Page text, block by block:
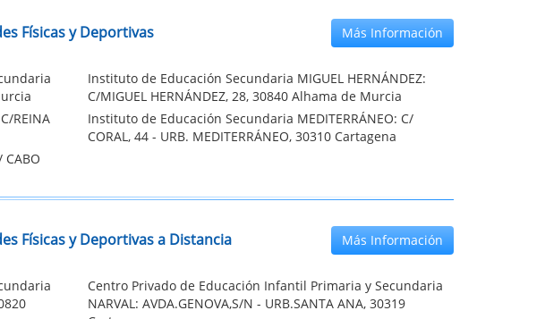
Físicas y Deportivas Más Información
Instituto de Educación Secundaria MIGUEL HERNÁNDEZ:
C/MIGUEL HERNÁNDEZ, 28, 30840 Alhama de Murcia
REINA
Instituto de Educación Secundaria MEDITERRÁNEO: C/
CORAL, 44 - URB. MEDITERRÁNEO, 30310 Cartagena
Físicas y Deportivas a Distancia Más Información
Centro Privado de Educación Infantil Primaria y Secundaria
NARVAL: AVDA.GENOVA,S/N - URB.SANTA ANA, 30319